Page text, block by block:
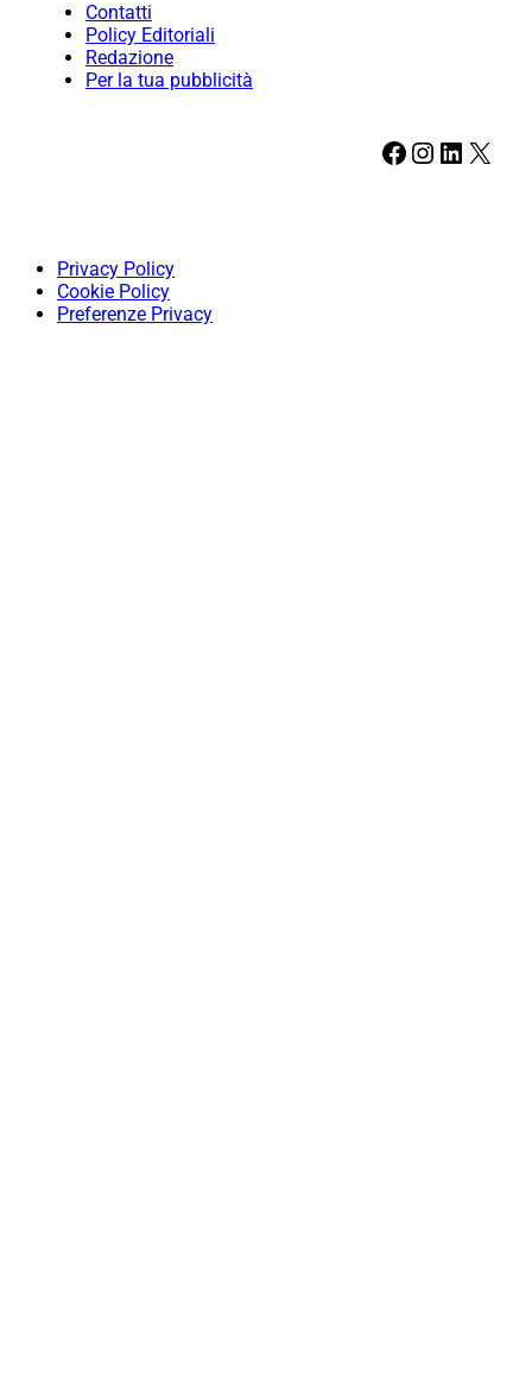
Contatti
Policy Editoriali
Redazione
Per la tua pubblicità
Facebook Instagram LinkedIn X
Privacy Policy
Cookie Policy
Preferenze Privacy